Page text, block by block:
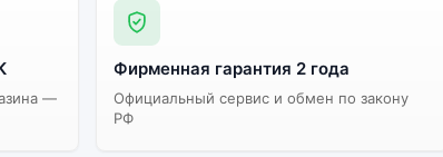
—
Фирменная гарантия 2 года
Официальный сервис и обмен по закону
РФ